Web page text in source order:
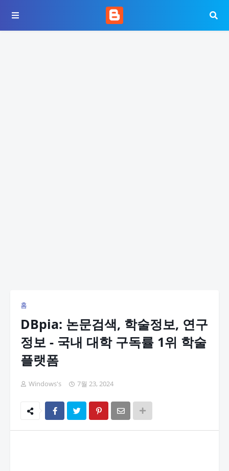
홈
DBpia: 논문검색, 학술정보, 연구
정보 - 국내 대학 구독률 1위 학술
플랫폼
Windows's 7월 23, 2024